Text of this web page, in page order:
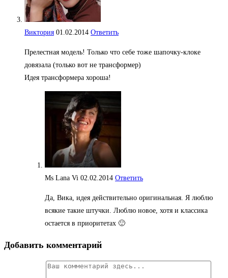
Виктория 01.02.2014 Ответить
Прелестная модель! Только что себе тоже шапочку-клоке
довязала (только вот не трансформер)
Идея трансформера хороша!
Ms Lana Vi 02.02.2014 Ответить
Да, Вика, идея действительно оригинальная. Я люблю
всякие такие штучки. Люблю новое, хотя и классика
остается в приоритетах 🙂
Добавить комментарий